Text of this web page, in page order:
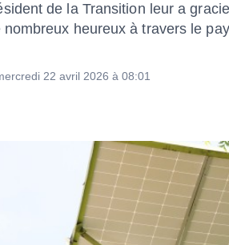
de la Transition leur a
nombreux heureux à travers le
22 avril 2026 à 08:01